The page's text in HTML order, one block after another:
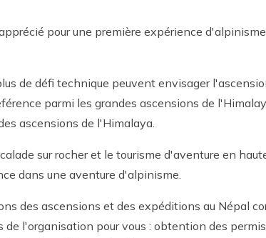
pour une première expérience
de défi technique peuvent envisager
parmi les grandes ascensions de
ascensions de l'Himalaya.
sur rocher et le tourisme d'aventure en
dans une aventure d'alpinisme.
des ascensions et des expéditions au Népal
de l'organisation pour vous : obtention des